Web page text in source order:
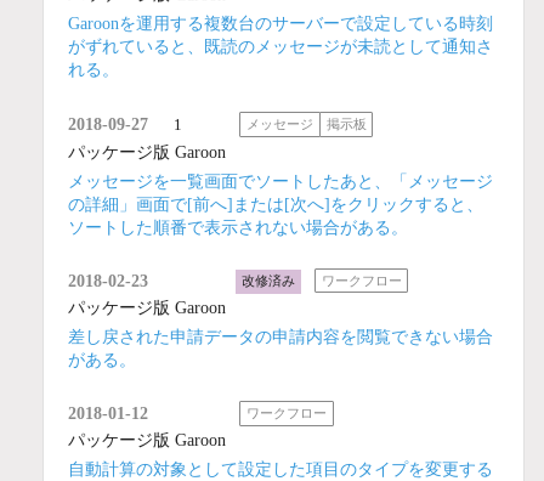
Garoonを運用する複数台のサーバーで設定している時刻
がずれていると、既読のメッセージが未読として通知さ
れる。
2018-09-27 1 メッセージ 掲示板
パッケージ版 Garoon
メッセージを一覧画面でソートしたあと、「メッセージ
の詳細」画面で[前へ]または[次へ]をクリックすると、
ソートした順番で表示されない場合がある。
2018-02-23 改修済み ワークフロー
パッケージ版 Garoon
差し戻された申請データの申請内容を閲覧できない場合
がある。
2018-01-12 ワークフロー
パッケージ版 Garoon
自動計算の対象として設定した項目のタイプを変更する